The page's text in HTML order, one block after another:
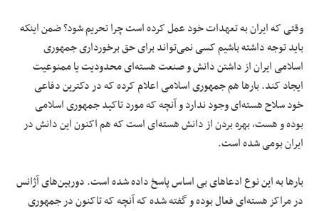
وقتی که ایران به تعهدات خود عمل کرده است چرا تحریم شود؟ ضمن اینکه
باید توجه داشته باشیم کسی نمی‌تواند برای حق برخورداری جمهوری
اسلامی ایران از داشتن دانش و صنعت هسته‌ای محدودیت یا ممنوعیت
ایجاد کند. بارها هم جمهوری اسلامی اعلام کرده که در دکترین دفاعی
خود سلاح هسته‌ای وجود ندارد و آنچه که مورد تاکید جمهوری اسلامی
بوده و هست، بهره بردن از دانش هسته‌ای است که هم اکنون این دانش در
ایران بومی شده است.
بارها به این نوع ادعاهای بی اساس پاسخ داده شده است. دوربین‌های آژانس
در مراکز هسته‌ای فعال بوده و گفته شده که آنچه که تاکنون در جمهوری